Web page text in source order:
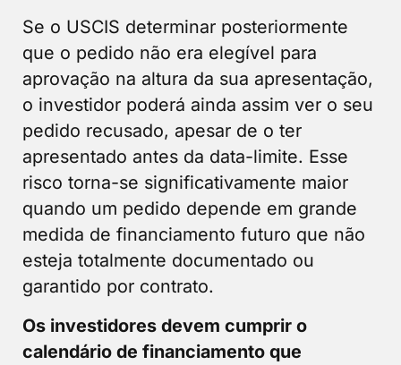
Se o USCIS determinar posteriormente
que o pedido não era elegível para
aprovação na altura da sua apresentação,
o investidor poderá ainda assim ver o seu
pedido recusado, apesar de o ter
apresentado antes da data-limite. Esse
risco torna-se significativamente maior
quando um pedido depende em grande
medida de financiamento futuro que não
esteja totalmente documentado ou
garantido por contrato.
Os investidores devem cumprir o
calendário de financiamento que